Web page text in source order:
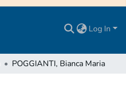
Log In
POGGIANTI, Bianca Maria